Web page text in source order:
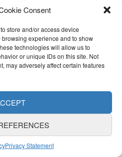
Consent
store and/or access device
experience and to show
technologies will allow us to
or unique IDs on this site. Not
may adversely affect certain features
Privacy Statement
0.7341
0.1773 0.0060
0.3163 0.0118